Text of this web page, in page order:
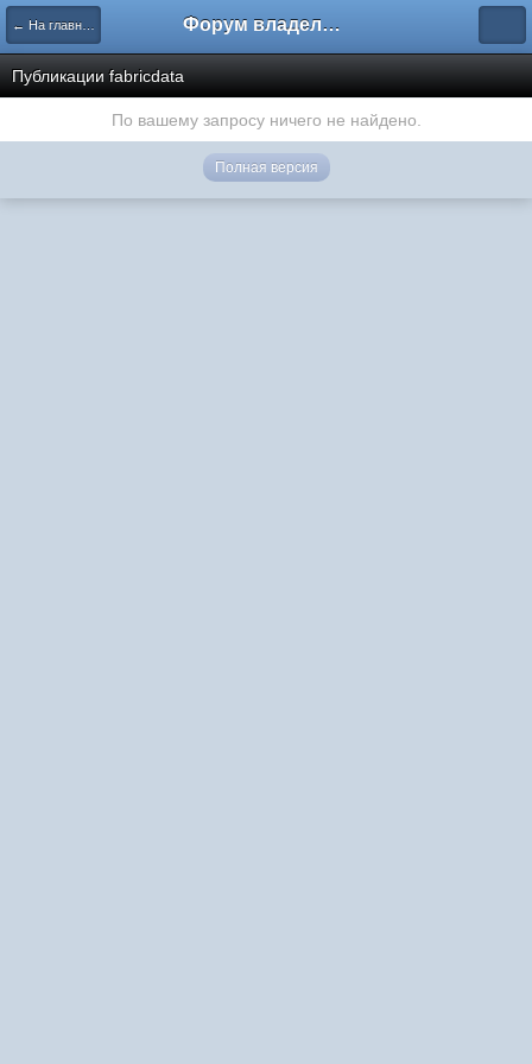
← На главную Форум владельцев интернет-магазинов
Публикации fabricdata
По вашему запросу ничего не найдено.
Полная версия